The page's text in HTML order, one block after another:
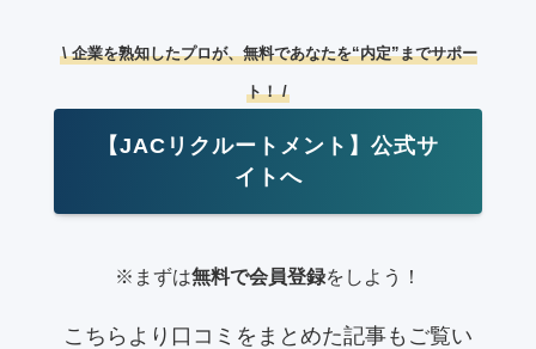
\ 企業を熟知したプロが、無料であなたを“内定”までサポー
ト！ /
【JACリクルートメント】公式サ
イトへ
※まずは無料で会員登録をしよう！
こちらより口コミをまとめた記事もご覧い